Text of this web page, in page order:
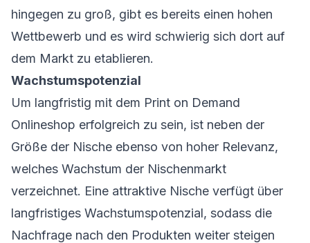
hingegen zu groß, gibt es bereits einen hohen
Wettbewerb und es wird schwierig sich dort auf
dem Markt zu etablieren.
Wachstumspotenzial
Um langfristig mit dem Print on Demand
Onlineshop erfolgreich zu sein, ist neben der
Größe der Nische ebenso von hoher Relevanz,
welches Wachstum der Nischenmarkt
verzeichnet. Eine attraktive Nische verfügt über
langfristiges Wachstumspotenzial, sodass die
Nachfrage nach den Produkten weiter steigen